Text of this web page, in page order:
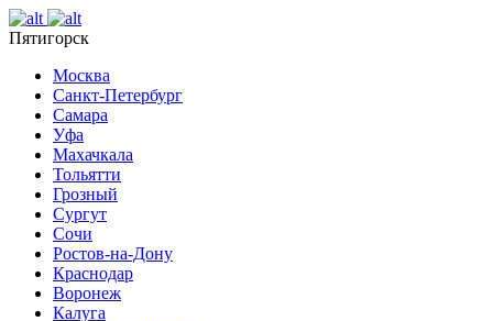
Пятигорск
Москва
Санкт-Петербург
Самара
Уфа
Махачкала
Тольятти
Грозный
Сургут
Сочи
Ростов-на-Дону
Краснодар
Воронеж
Калуга